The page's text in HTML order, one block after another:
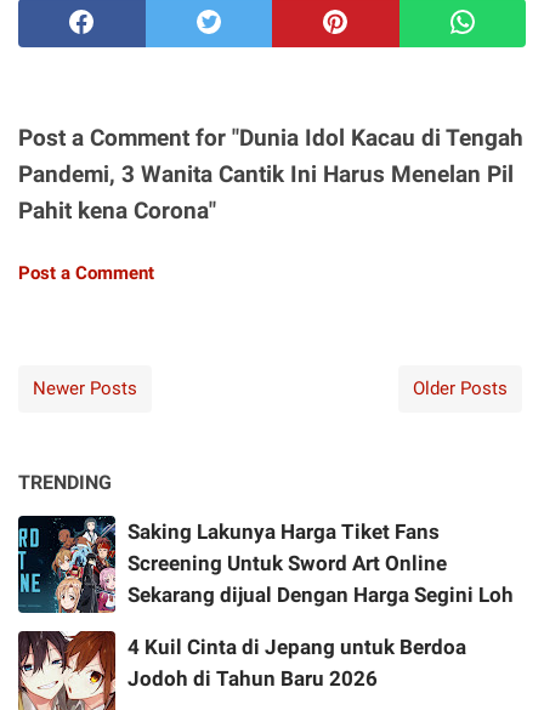
Post a Comment for "Dunia Idol Kacau di Tengah
Pandemi, 3 Wanita Cantik Ini Harus Menelan Pil
Pahit kena Corona"
Post a Comment
Newer Posts Older Posts
TRENDING
Saking Lakunya Harga Tiket Fans
Screening Untuk Sword Art Online
Sekarang dijual Dengan Harga Segini Loh
4 Kuil Cinta di Jepang untuk Berdoa
Jodoh di Tahun Baru 2026